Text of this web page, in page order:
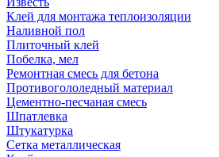
Клей для монтажа теплоизоляции
Наливной пол
Плиточный клей
Побелка, мел
Ремонтная смесь для бетона
Противогололедный материал
Цементно-песчаная смесь
Шпатлевка
Штукатурка
Сетка металлическая